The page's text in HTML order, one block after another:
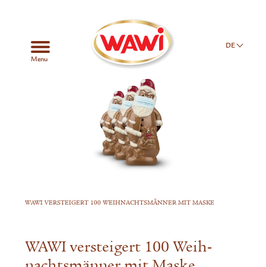
Menu
DE
WAWI VERSTEIGERT 100 WEIH­NACHTS­MÄNNER MIT MASKE
WAWI versteigert 100 Weih­